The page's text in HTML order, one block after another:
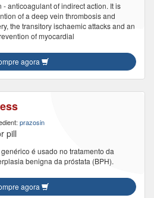
- anticoagulant of indirect action. It is
of a deep vein thrombosis and
the transitory ischaemic attacks and an
of myocardial
agora
prazosin
pill
é usado no tratamento da
benigna da próstata (BPH).
agora